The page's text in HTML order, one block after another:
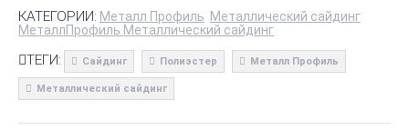
КАТЕГОРИИ: Металл Профиль Металлический сайдинг
МеталлПрофиль Металлический сайдинг
ТЕГИ: Сайдинг Полиэстер Металл Профиль
Металлический сайдинг